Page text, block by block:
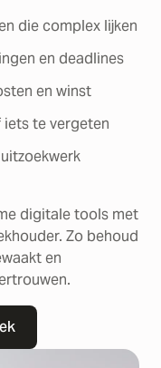
die complex lijken
en deadlines
en winst
te vergeten
digitale tools met
Zo behoud
en